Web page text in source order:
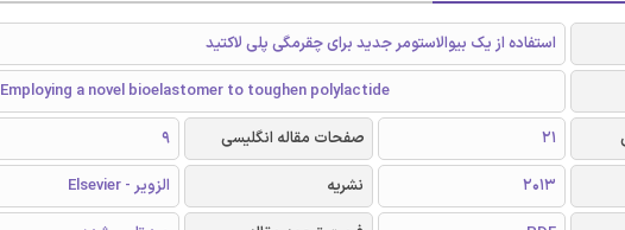
استفاده از یک بیوالاستومر جدید برای چقرمگی پلی لاکتید
Employing a novel bioelastomer to toughen polylactide
21 صفحات مقاله انگلیسی
9
2013 نشریه
الزویر - Elsevier